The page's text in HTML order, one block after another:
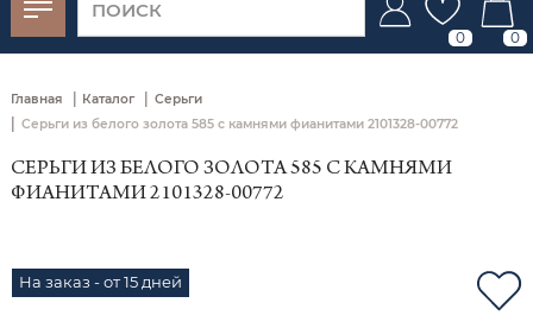
0 0
Главная | Каталог | Серьги
| Серьги из белого золота 585 с камнями фианитами 2101328-00772
СЕРЬГИ ИЗ БЕЛОГО ЗОЛОТА 585 С КАМНЯМИ
ФИАНИТАМИ 2101328-00772
На заказ - от 15 дней